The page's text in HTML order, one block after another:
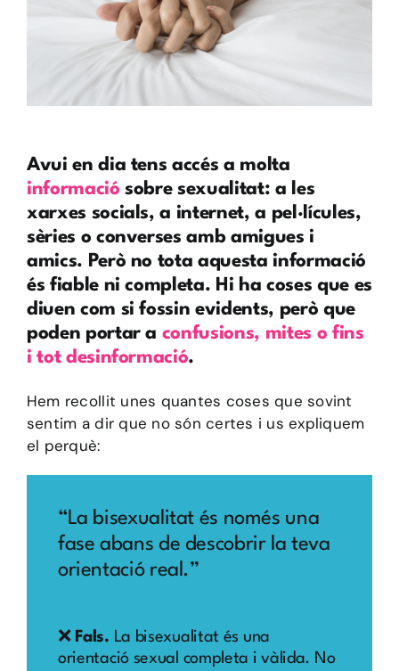
Avui en dia tens accés a molta
informació sobre sexualitat: a les
xarxes socials, a internet, a pel·lícules,
sèries o converses amb amigues i
amics. Però no tota aquesta informació
és fiable ni completa. Hi ha coses que es
diuen com si fossin evidents, però que
poden portar a confusions, mites o fins
i tot desinformació.
Hem recollit unes quantes coses que sovint
sentim a dir que no són certes i us expliquem
el perquè:
“La bisexualitat és només una
fase abans de descobrir la teva
orientació real.”
❌ Fals. La bisexualitat és una
orientació sexual completa i vàlida. No